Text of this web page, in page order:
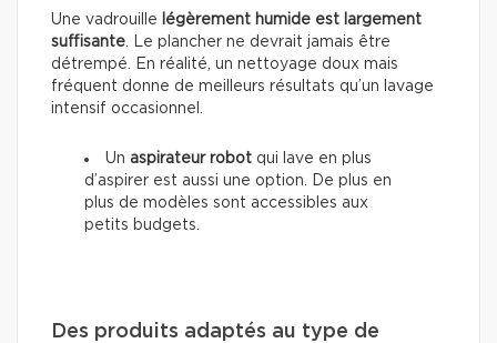
Une vadrouille
légèrement humide est largement
suffisante . Le plancher ne devrait jamais être
détrempé. En réalité, un nettoyage doux mais
fréquent donne de meilleurs résultats qu’un lavage
intensif occasionnel.
Un aspirateur robot qui lave en plus
d’aspirer est aussi une option. De plus en
plus de modèles sont accessibles aux
petits budgets.
Des produits adaptés au type de